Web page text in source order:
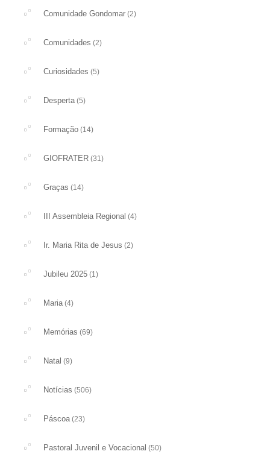
Comunidade Gondomar (2)
Comunidades (2)
Curiosidades (5)
Desperta(5)
Formação (14)
GIOFRATER (31)
Graças (14)
III Assembleia Regional (4)
Ir. Maria Rita de Jesus (2)
Jubileu 2025 (1)
Maria(4)
Memórias (69)
Natal (9)
Notícias (506)
Páscoa(23)
Pastoral Juvenil e Vocacional (50)